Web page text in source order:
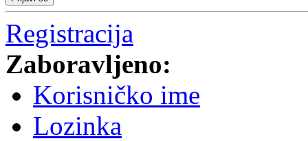
Registracija
Zaboravljeno:
Korisničko ime
Lozinka